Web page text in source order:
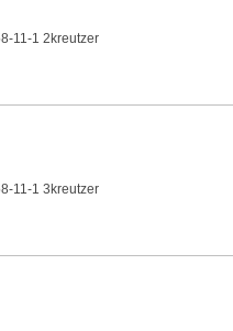
11-1 2kreutzer
11-1 3kreutzer